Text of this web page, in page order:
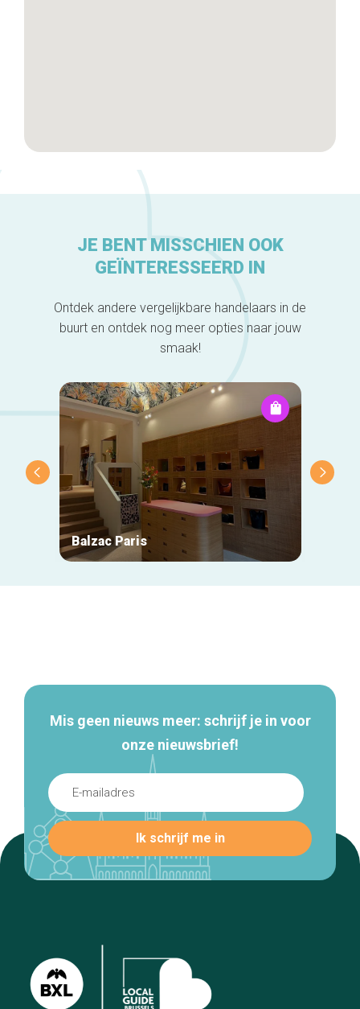
JE BENT MISSCHIEN OOK
GEÏNTERESSEERD IN
Ontdek andere vergelijkbare handelaars in de
buurt en ontdek nog meer opties naar jouw
smaak!
Balzac Paris
Mis geen nieuws meer: schrijf je in voor
onze nieuwsbrief!